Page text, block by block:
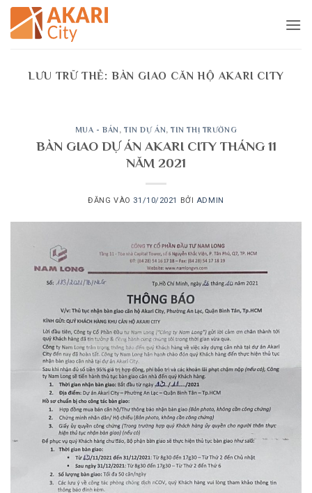
Bỏ
qua
nội
LƯU TRỮ THẺ: BÀN GIAO CĂN HỘ AKARI CITY
MUA - BÁN ,TIN DỰ ÁN,TIN THỊ TRƯỜNG
BÀN GIAO DỰ ÁN AKARI CITY THÁNG 11
NĂM 2021
ĐĂNG VÀO 31/10/2021 BỞI ADMIN